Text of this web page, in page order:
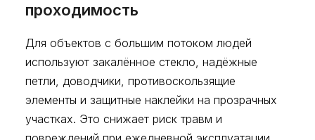
проходимость
Для объектов с большим потоком людей
используют закалённое стекло, надёжные
петли, доводчики, противоскользящие
элементы и защитные наклейки на прозрачных
участках. Это снижает риск травм и